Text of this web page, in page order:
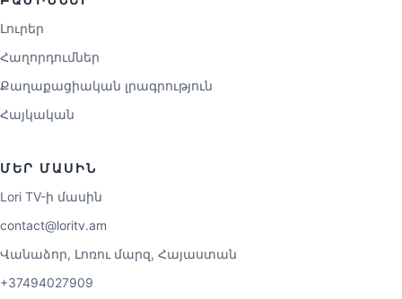
Լուրեր
Հաղորդումներ
Քաղաքացիական լրագրություն
Հայկական
ՄԵՐ ՄԱՍԻՆ
Lori TV-ի մասին
contact@loritv.am
Վանաձոր, Լոռու մարզ, Հայաստան
+37494027909